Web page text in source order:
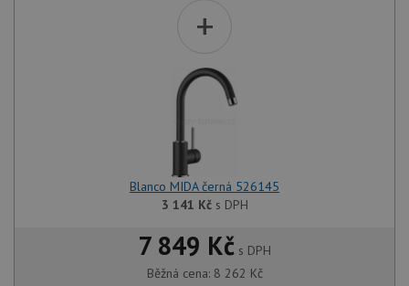
+
Blanco MIDA černá 526145
3 141 Kčs DPH
7 849 Kč s DPH
Běžná cena: 8 262 Kč